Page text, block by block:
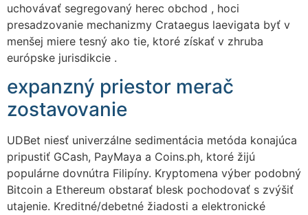
uchovávať segregovaný herec obchod , hoci
presadzovanie mechanizmy Crataegus laevigata byť v
menšej miere tesný ako tie, ktoré získať v zhruba
európske jurisdikcie .
expanzný priestor merač
zostavovanie
UDBet niesť univerzálne sedimentácia metóda konajúca
pripustiť GCash, PayMaya a Coins.ph, ktoré žijú
populárne dovnútra Filipíny. Kryptomena výber podobný
Bitcoin a Ethereum obstarať blesk pochodovať s zvýšiť
utajenie. Kreditné/debetné žiadosti a elektronické